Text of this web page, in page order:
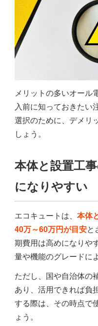
メリットの多いオール
入前に知っておきたい
選択のために、デメリ
しょう。
本体と設置工
になりやすい
エコキュートは、 本体
40万～60万円が目安と
期費用は高めになりや
量や機能のグレードに
ただし、国や自治体の
あり、活用できれば負
する際は、その時点で
ょう。